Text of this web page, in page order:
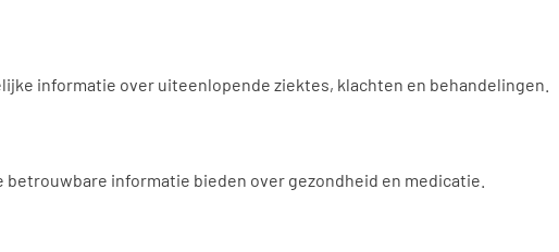
informatie over uiteenlopende ziektes, klachten en behandelingen.
informatie bieden over gezondheid en medicatie.